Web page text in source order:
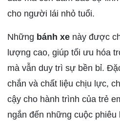
cho người lái nhỏ tuổi.
Những bánh xe này được
lượng cao, giúp tối ưu hóa
mà vẫn duy trì sự bền bỉ.
chắn và chất liệu chịu lực,
cậy cho hành trình của trẻ
ngắn đến những cuộc